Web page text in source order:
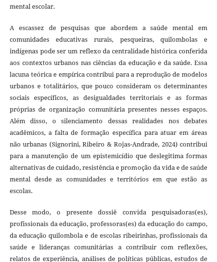
mental escolar.
A escassez de pesquisas que abordem a saúde mental em
comunidades educativas rurais, pesqueiras, quilombolas e
indígenas pode ser um reflexo da centralidade histórica conferida
aos contextos urbanos nas ciências da educação e da saúde. Essa
lacuna teórica e empírica contribui para a reprodução de modelos
urbanos e totalitários, que pouco consideram os determinantes
sociais específicos, as desigualdades territoriais e as formas
próprias de organização comunitária presentes nesses espaços.
Além disso, o silenciamento dessas realidades nos debates
acadêmicos, a falta de formação específica para atuar em áreas
não urbanas (Signorini, Ribeiro & Rojas-Andrade, 2024) contribui
para a manutenção de um epistemicídio que deslegitima formas
alternativas de cuidado, resistência e promoção da vida e de saúde
mental desde as comunidades e territórios em que estão as
escolas.
Desse modo, o presente dossiê convida pesquisadoras(es),
profissionais da educação, professoras(es) da educação do campo,
da educação quilombola e de escolas ribeirinhas, profissionais da
saúde e lideranças comunitárias a contribuir com reflexões,
relatos de experiência, análises de políticas públicas, estudos de